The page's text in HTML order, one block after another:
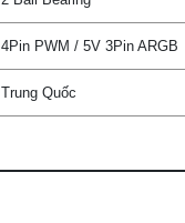
4Pin PWM / 5V 3Pin ARGB
Trung Quốc